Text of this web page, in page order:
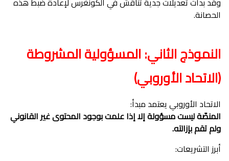
الحصانة.
النموذج الثاني: المسؤولية المشروطة
(الاتحاد الأوروبي)
الاتحاد الأوروبي يعتمد مبدأ:
المنصّة ليست مسؤولة إلا إذا علمت بوجود المحتوى غير القانوني
ولم تقم بإزالته.
أبرز التشريعات: